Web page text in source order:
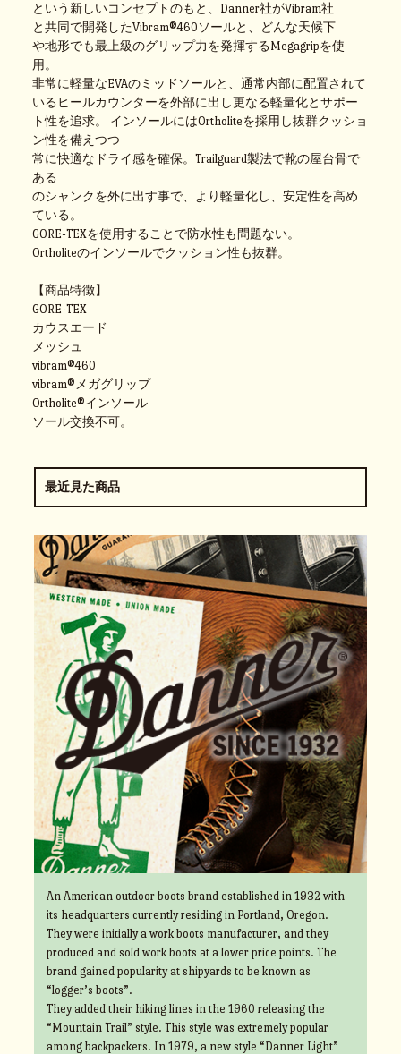
という新しいコンセプトのもと、Danner社がVibram社
と共同で開発したVibram®460ソールと、どんな天候下
や地形でも最上級のグリップ力を発揮するMegagripを使
用。
非常に軽量なEVAのミッドソールと、通常内部に配置されて
いるヒールカウンターを外部に出し更なる軽量化とサポー
ト性を追求。
インソールにはOrtholiteを採用し抜群クッショ
ン性を備えつつ
常に快適なドライ感を確保。Trailguard製法で靴の屋台骨で
ある
のシャンクを外に出す事で、より軽量化し、安定性を高め
ている。
GORE-TEXを使用することで防水性も問題ない。
Ortholiteのインソールでクッション性も抜群。
【商品特徴】
GORE-TEX
カウスエード
メッシュ
vibram®460
vibram®メガグリップ
Ortholite®インソール
ソール交換不可。
最近見た商品
An American outdoor boots brand established in 1932 with
its headquarters currently residing in Portland, Oregon.
They were initially a work boots manufacturer, and they
produced and sold work boots at a lower price points. The
brand gained popularity at shipyards to be known as
“logger’s boots”.
They added their hiking lines in the 1960 releasing the
“Mountain Trail” style. This style was extremely popular
among backpackers. In 1979, a new style “Danner Light”